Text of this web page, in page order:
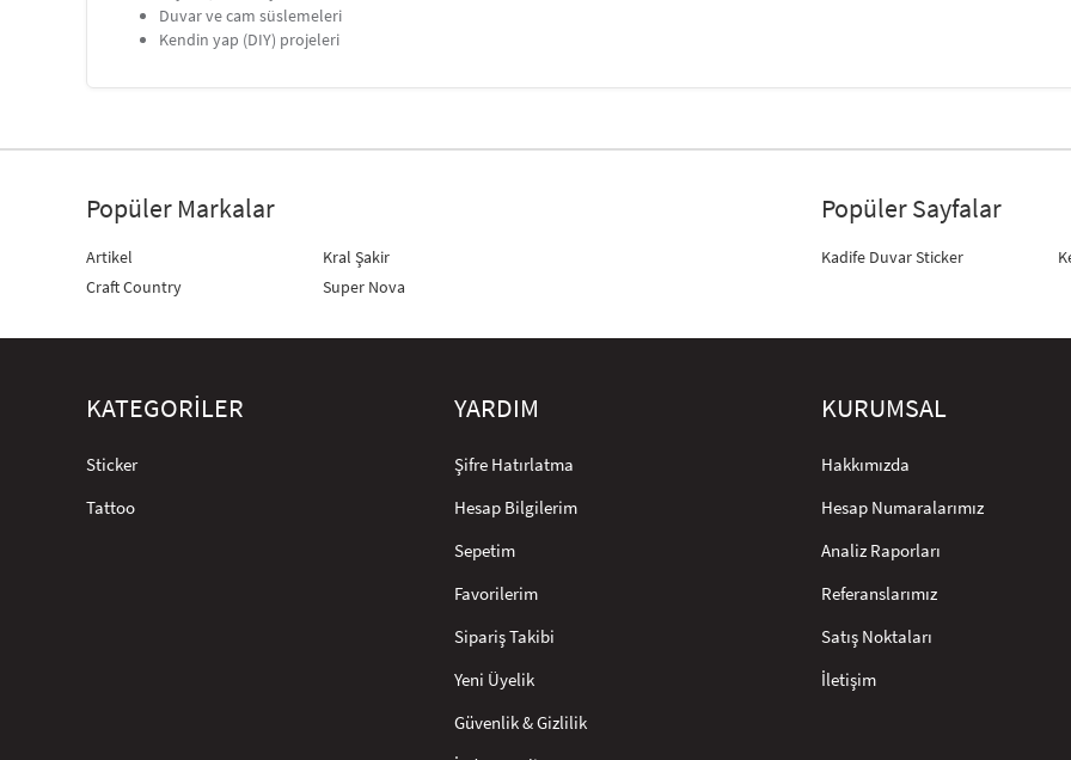
Duvar ve cam süslemeleri
Kendin yap (DIY) projeleri
Popüler Markalar
Artikel
Craft Country
Kral Şakir
Super Nova
Popüler Sayfalar
Kadife Duvar Sticker
KATEGORİLER
Sticker
Tattoo
YARDIM
Şifre Hatırlatma
Hesap Bilgilerim
Sepetim
Favorilerim
Sipariş Takibi
Yeni Üyelik
Güvenlik & Gizlilik
KURUMSAL
Hakkımızda
Hesap Numaralarımız
Analiz Raporları
Referanslarımız
Satış Noktaları
İletişim